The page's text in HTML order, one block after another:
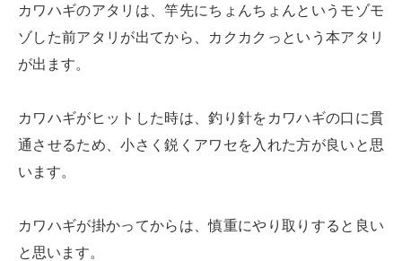
カワハギのアタリは、竿先にちょんちょんというモゾモ
ゾした前アタリが出てから、カクカクっという本アタリ
が出ます。
カワハギがヒットした時は、釣り針をカワハギの口に貫
通させるため、小さく鋭くアワセを入れた方が良いと思
います。
カワハギが掛かってからは、慎重にやり取りすると良い
と思います。